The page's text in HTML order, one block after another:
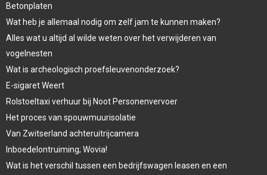
Betonplaten
Wat heb je allemaal nodig om zelf jam te kunnen maken?
Alles wat u altijd al wilde weten over het verwijderen van
vogelnesten
Wat is archeologisch proefsleuvenonderzoek?
E-sigaret Weert
Rolstoeltaxi verhuur bij Noot Personenvervoer
Het proces van spouwmuurisolatie
Van Zwitserland achteruitrijcamera
Inboedelontruiming; Wovia!
Wat is het verschil tussen een bedrijfswagen leasen en een